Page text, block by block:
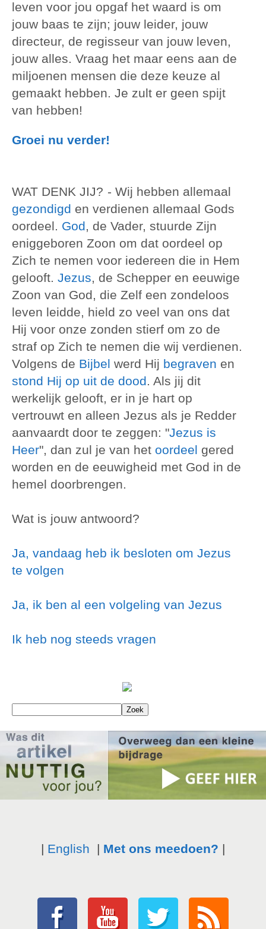
leven voor jou opgaf het waard is om
jouw baas te zijn; jouw leider, jouw
directeur, de regisseur van jouw leven,
jouw alles. Vraag het maar eens aan de
miljoenen mensen die deze keuze al
gemaakt hebben. Je zult er geen spijt
van hebben!
Groei nu verder!
WAT DENK JIJ? - Wij hebben allemaal
gezondigd en verdienen allemaal Gods
oordeel. God , de Vader, stuurde Zijn
eniggeboren Zoon om dat oordeel op
Zich te nemen voor iedereen die in Hem
gelooft. Jezus , de Schepper en eeuwige
Zoon van God, die Zelf een zondeloos
leven leidde, hield zo veel van ons dat
Hij voor onze zonden stierf om zo de
straf op Zich te nemen die wij verdienen.
Volgens de Bijbel werd Hij begraven en
stond Hij op uit de dood . Als jij dit
werkelijk gelooft, er in je hart op
vertrouwt en alleen Jezus als je Redder
aanvaardt door te zeggen: "Jezus is
Heer", dan zul je van het oordeel gered
worden en de eeuwigheid met God in de
hemel doorbrengen.
Wat is jouw antwoord?
Ja, vandaag heb ik besloten om Jezus
te volgen
Ja, ik ben al een volgeling van Jezus
Ik heb nog steeds vragen
| English | Met ons meedoen? |